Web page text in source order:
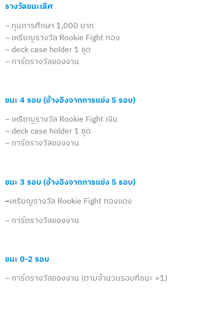
รางวัลชนะเลิศ
– ทุนการศึกษา 1,000 บาท
– เหรียญรางวัล Rookie Fight ทอง
– deck case holder 1 ชุด
– การ์ดรางวัลของงาน
ชนะ 4 รอบ(อ้างอิงจากการแข่ง 5 รอบ)
– เหรียญรางวัล Rookie Fight เงิน
– deck case holder 1 ชุด
– การ์ดรางวัลของงาน
ชนะ 3 รอบ(อ้างอิงจากการแข่ง 5 รอบ)
–เหรียญรางวัล Rookie Fight ทองแดง
– การ์ดรางวัลของงาน
ชนะ 0-2 รอบ
– การ์ดรางวัลของงาน (ตามจำนวนรอบที่ชนะ +1)